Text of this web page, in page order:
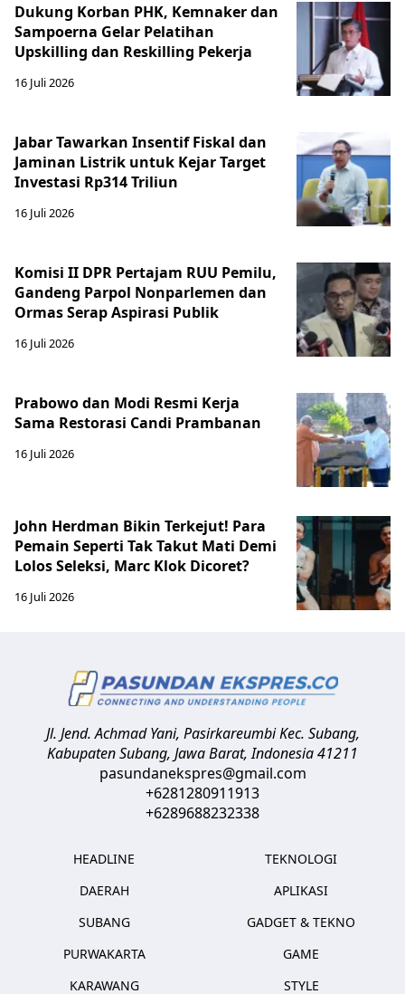
Dukung Korban PHK, Kemnaker dan
Sampoerna Gelar Pelatihan
Upskilling dan Reskilling Pekerja
16 Juli 2026
Jabar Tawarkan Insentif Fiskal dan
Jaminan Listrik untuk Kejar Target
Investasi Rp314 Triliun
16 Juli 2026
Komisi II DPR Pertajam RUU Pemilu,
Gandeng Parpol Nonparlemen dan
Ormas Serap Aspirasi Publik
16 Juli 2026
Prabowo dan Modi Resmi Kerja
Sama Restorasi Candi Prambanan
16 Juli 2026
John Herdman Bikin Terkejut! Para
Pemain Seperti Tak Takut Mati Demi
Lolos Seleksi, Marc Klok Dicoret?
16 Juli 2026
Jl. Jend. Achmad Yani, Pasirkareumbi Kec. Subang,
Kabupaten Subang, Jawa Barat,Indonesia41211
pasundanekspres@gmail.com
+6281280911913
+6289688232338
HEADLINE
DAERAH
SUBANG
PURWAKARTA
KARAWANG
TEKNOLOGI
APLIKASI
GADGET & TEKNO
GAME
STYLE